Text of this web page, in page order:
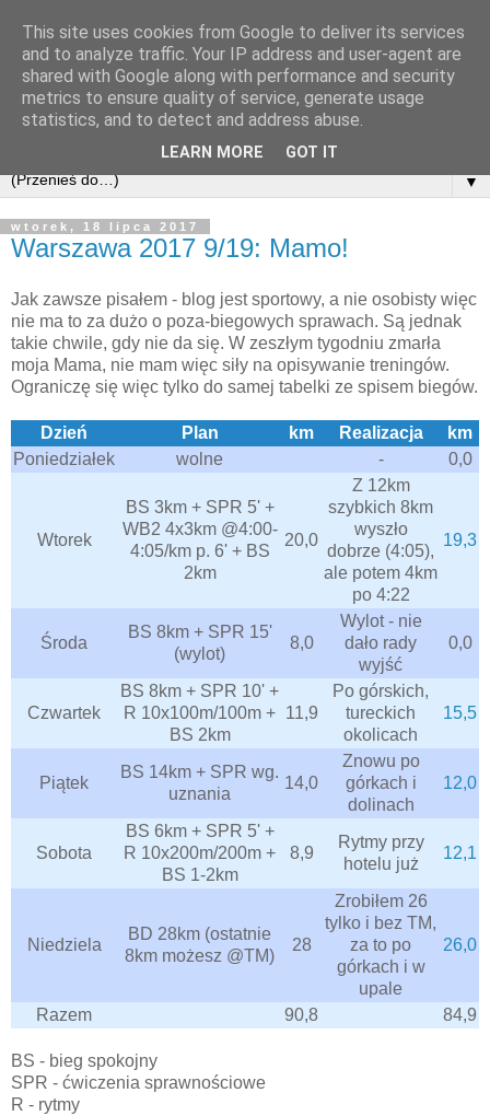
▼
wtorek, 18 lipca 2017
Warszawa 2017 9/19: Mamo!
Jak zawsze pisałem - blog jest sportowy, a nie osobisty więc
nie ma to za dużo o poza-biegowych sprawach. Są jednak
takie chwile, gdy nie da się. W zeszłym tygodniu zmarła
moja Mama, nie mam więc siły na opisywanie treningów.
Ograniczę się więc tylko do samej tabelki ze spisem biegów.
Dzień Plan km Realizacja
km
Poniedziałek
wolne - 0,0
Wtorek
BS 3km + SPR 5' +
WB2 4x3km @4:00-
4:05/km p. 6' + BS
2km
20,0
Z 12km
szybkich 8km
wyszło
dobrze (4:05),
ale potem 4km
po 4:22
19,3
Środa
BS 8km + SPR 15'
(wylot)
8,0
Wylot - nie
dało rady
wyjść
0,0
Czwartek
BS 8km + SPR 10' +
R 10x100m/100m +
BS 2km
11,9
Po górskich,
tureckich
okolicach
15,5
Piątek
BS 14km + SPR wg.
uznania
14,0
Znowu po
górkach i
dolinach
12,0
Sobota
BS 6km + SPR 5' +
R 10x200m/200m +
BS 1-2km
8,9
Rytmy przy
hotelu już
12,1
Niedziela
BD 28km (ostatnie
8km możesz @TM)
28
Zrobiłem 26
tylko i bez TM,
za to po
górkach i w
upale
26,0
Razem 90,8 84,9
BS - bieg spokojny
SPR - ćwiczenia sprawnościowe
R - rytmy
This site uses cookies from Google to deliver its services
and to analyze traffic. Your IP address and user-agent are
shared with Google along with performance and security
metrics to ensure quality of service, generate usage
statistics, and to detect and address abuse.
LEARN MORE GOT IT